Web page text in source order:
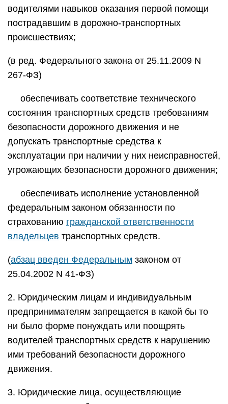
водителями навыков оказания первой помощи
пострадавшим в дорожно-транспортных
происшествиях;
(в ред. Федерального закона от 25.11.2009 N
267-ФЗ)
обеспечивать соответствие технического
состояния транспортных средств требованиям
безопасности дорожного движения и не
допускать транспортные средства к
эксплуатации при наличии у них неисправностей,
угрожающих безопасности дорожного движения;
обеспечивать исполнение установленной
федеральным законом обязанности по
страхованию гражданской ответственности
владельцев транспортных средств.
(абзац введен Федеральным законом от
25.04.2002 N 41-ФЗ)
2. Юридическим лицам и индивидуальным
предпринимателям запрещается в какой бы то
ни было форме понуждать или поощрять
водителей транспортных средств к нарушению
ими требований безопасности дорожного
движения.
3. Юридические лица, осуществляющие